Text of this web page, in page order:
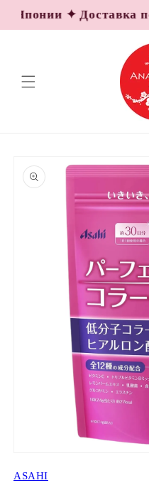
к
контенту
Японии ✦ Доставка
информации
о продукте
файлы
ASAHI